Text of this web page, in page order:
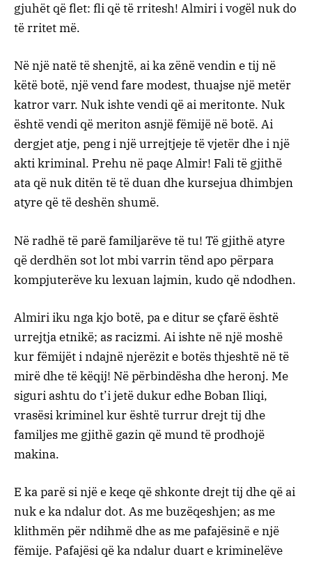
gjuhët që flet: fli që të rritesh! Almiri i vogël nuk do
të rritet më.
Në një natë të shenjtë, ai ka zënë vendin e tij në
këtë botë, një vend fare modest, thuajse një metër
katror varr. Nuk ishte vendi që ai meritonte. Nuk
është vendi që meriton asnjë fëmijë në botë. Ai
dergjet atje, peng i një urrejtjeje të vjetër dhe i një
akti kriminal. Prehu në paqe Almir! Fali të gjithë
ata që nuk ditën të të duan dhe kursejua dhimbjen
atyre që të deshën shumë.
Në radhë të parë familjarëve të tu! Të gjithë atyre
që derdhën sot lot mbi varrin tënd apo përpara
kompjuterëve ku lexuan lajmin, kudo që ndodhen.
Almiri iku nga kjo botë, pa e ditur se çfarë është
urrejtja etnikë; as racizmi. Ai ishte në një moshë
kur fëmijët i ndajnë njerëzit e botës thjeshtë në të
mirë dhe të këqij! Në përbindësha dhe heronj. Me
siguri ashtu do t’i jetë dukur edhe Boban Iliqi,
vrasësi kriminel kur është turrur drejt tij dhe
familjes me gjithë gazin që mund të prodhojë
makina.
E ka parë si një e keqe që shkonte drejt tij dhe që ai
nuk e ka ndalur dot. As me buzëqeshjen; as me
klithmën për ndihmë dhe as me pafajësinë e një
fëmije. Pafajësi që ka ndalur duart e kriminelëve